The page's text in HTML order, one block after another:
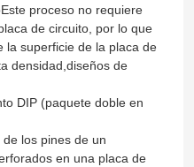
proceso no requiere
de circuito, por lo que
la superficie de la placa de
densidad,diseños de
DIP (paquete doble en
los pines de un
en una placa de